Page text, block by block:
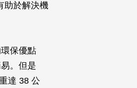
助於解決機
保優點
。但是
達 38 公